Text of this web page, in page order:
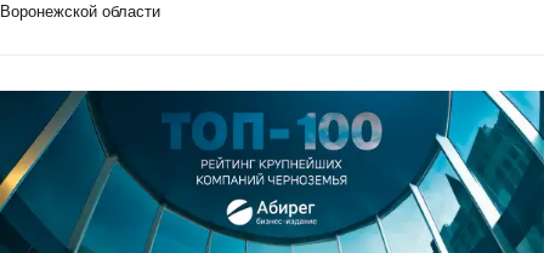
Воронежской области